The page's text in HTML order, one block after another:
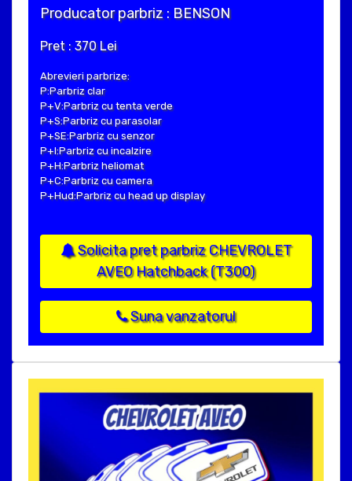
Producator parbriz : BENSON
Pret : 370 Lei
Abrevieri parbrize:
P:Parbriz clar
P+V:Parbriz cu tenta verde
P+S:Parbriz cu parasolar
P+SE:Parbriz cu senzor
P+I:Parbriz cu incalzire
P+H:Parbriz heliomat
P+C:Parbriz cu camera
P+Hud:Parbriz cu head up display
Solicita pret parbriz CHEVROLET
AVEO Hatchback (T300)
Suna vanzatorul